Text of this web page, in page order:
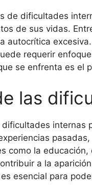
de dificultades
de sus vidas.
autocrítica
requerir
se enfrenta es el
las
internas
como la
a la
esencial para